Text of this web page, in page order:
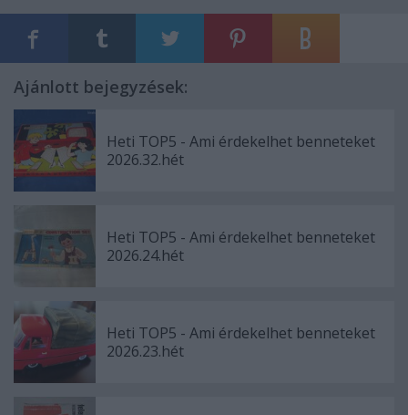
Ajánlott bejegyzések:
Heti TOP5 - Ami érdekelhet benneteket
2026.32.hét
Heti TOP5 - Ami érdekelhet benneteket
2026.24.hét
Heti TOP5 - Ami érdekelhet benneteket
2026.23.hét